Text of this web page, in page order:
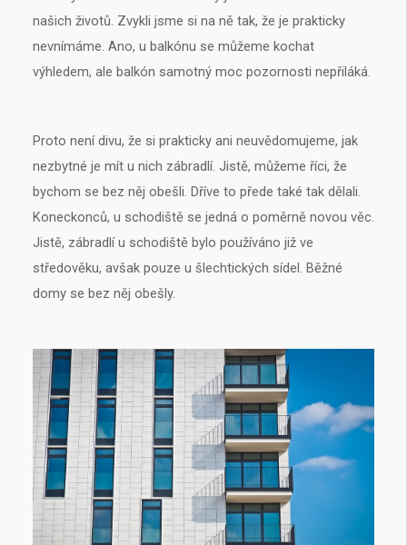
našich životů. Zvykli jsme si na ně tak, že je prakticky
nevnímáme. Ano, u balkónu se můžeme kochat
výhledem, ale balkón samotný moc pozornosti nepřiláká.
Proto není divu, že si prakticky ani neuvědomujeme, jak
nezbytné je mít u nich zábradlí. Jistě, můžeme říci, že
bychom se bez něj obešli. Dříve to přede také tak dělali.
Koneckonců, u schodiště se jedná o poměrně novou věc.
Jistě, zábradlí u schodiště bylo používáno již ve
středověku, avšak pouze u šlechtických sídel. Běžné
domy se bez něj obešly.